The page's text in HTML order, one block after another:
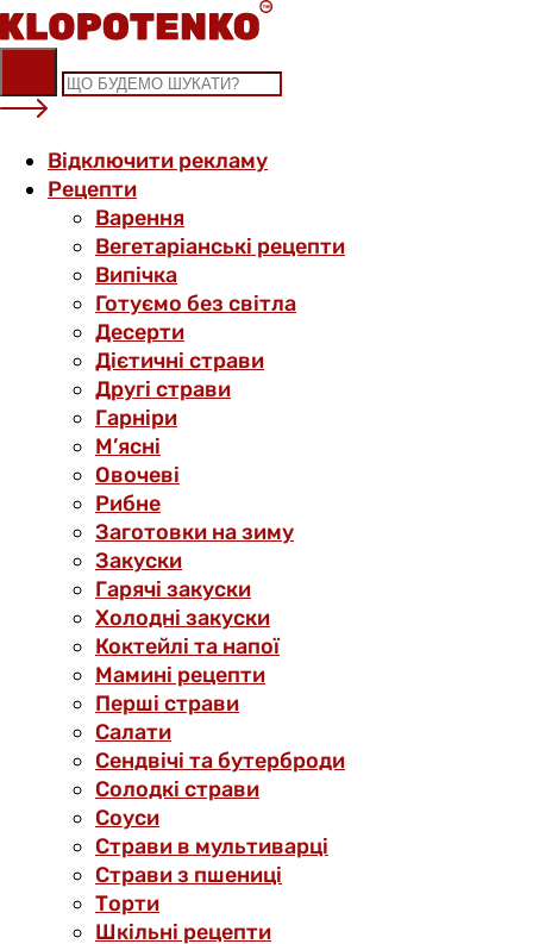
Skip
to
content
Відключити рекламу
Рецепти
Варення
Вегетаріанські рецепти
Випічка
Готуємо без світла
Десерти
Дієтичні страви
Другі страви
Гарніри
М’ясні
Овочеві
Рибне
Заготовки на зиму
Закуски
Гарячі закуски
Холодні закуски
Коктейлі та напої
Мамині рецепти
Перші страви
Салати
Сендвічі та бутерброди
Солодкі страви
Соуси
Страви в мультиварці
Страви з пшениці
Торти
Шкільні рецепти